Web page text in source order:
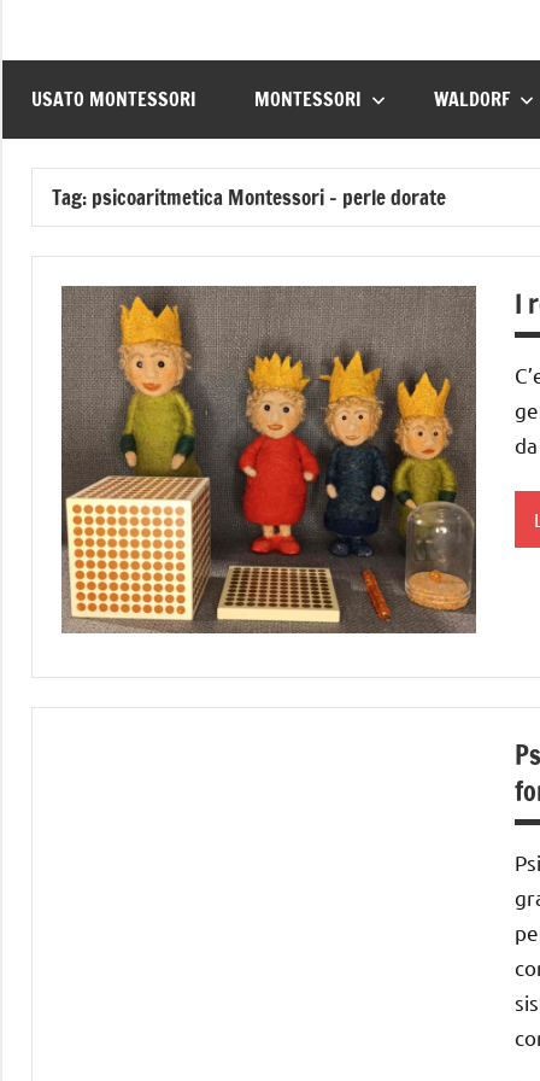
USATO MONTESSORI MONTESSORI WALDORF
Tag: psicoaritmetica Montessori – perle dorate
I
6